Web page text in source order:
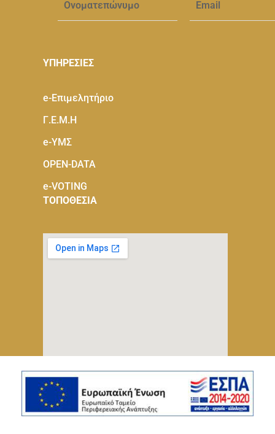
ΥΠΗΡΕΣΙΕΣ
e-Eπιμελητήριο
Γ.Ε.Μ.Η
e-ΥΜΣ
OPEN-DATA
e-VOTING
ΤΟΠΟΘΕΣΙΑ